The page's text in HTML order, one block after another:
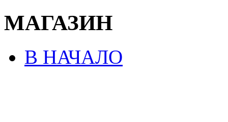
МАГАЗИН
В НАЧАЛО